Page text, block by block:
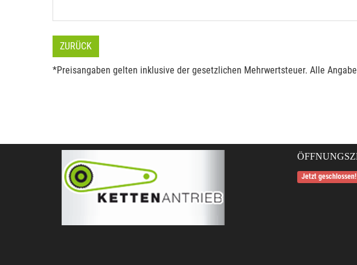
ZURÜCK
*Preisangaben gelten inklusive der gesetzlichen Mehrwertsteuer. Alle
Jetzt geschlossen!